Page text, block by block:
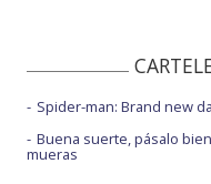
Spider-man: Brand new
Buena suerte, pásalo
mueras